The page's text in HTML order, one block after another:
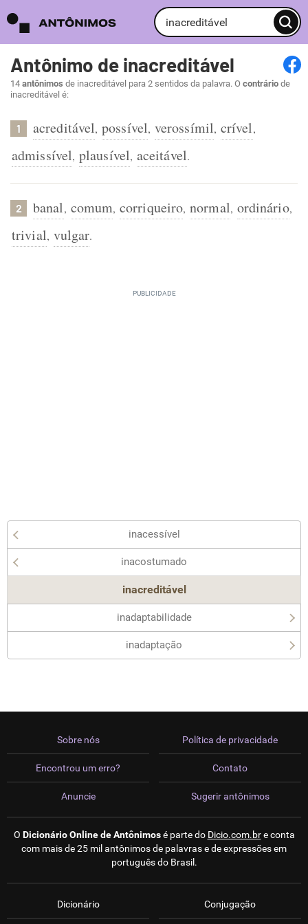
Antônimo de inacreditável
14 antônimos de inacreditável para 2 sentidos da palavra. O contrário de
inacreditável é:
1 acreditável, possível, verossímil, crível,
admissível, plausível, aceitável.
2 banal, comum, corriqueiro, normal, ordinário,
trivial, vulgar.
inacessível
inacostumado
inacreditável
inadaptabilidade
inadaptação
Sobre nós
Encontrou um erro?
Anuncie
Política de privacidade
Contato
Sugerir antônimos
O Dicionário Online de Antônimosé parte do Dicio.com.bre conta
com mais de 25 mil antônimos de palavras e de expressões em
português do Brasil.
Dicionário Conjugação